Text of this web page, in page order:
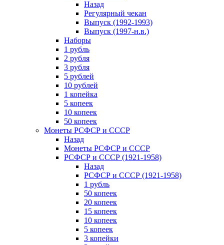
Назад
Регулярный чекан
Выпуск (1992-1993)
Выпуск (1997-н.в.)
Наборы
1 рубль
2 рубля
3 рубля
5 рублей
10 рублей
1 копейка
5 копеек
10 копеек
50 копеек
Монеты РСФСР и СССР
Назад
Монеты РСФСР и СССР
РСФСР и СССР (1921-1958)
Назад
РСФСР и СССР (1921-1958)
1 рубль
50 копеек
20 копеек
15 копеек
10 копеек
5 копеек
3 копейки